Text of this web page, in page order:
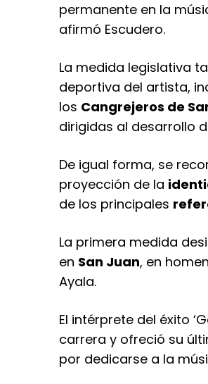
permanente en la
afirmó Escudero.
La medida legislativa
deportiva del artista,
los Cangrejeros de
dirigidas al desarrollo
De igual forma, se
proyección de la
de los principales
La primera medida
en San Juan, en
Ayala.
El intérprete del éxito
carrera y ofreció su
por dedicarse a la